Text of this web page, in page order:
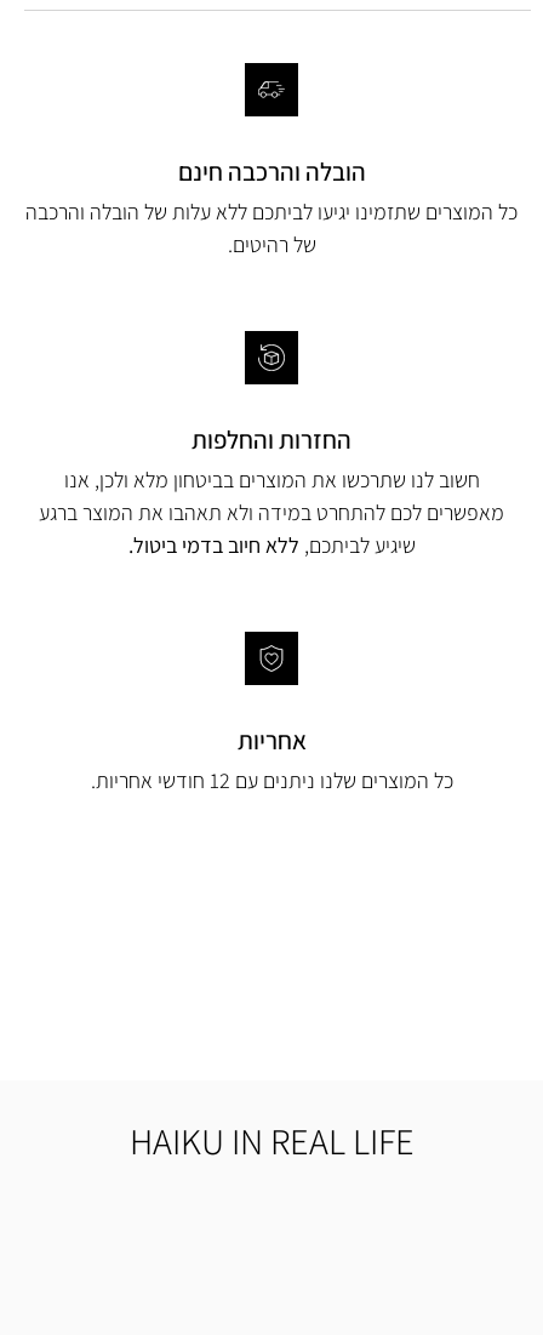
הובלה והרכבה חינם
כל המוצרים שתזמינו יגיעו לביתכם ללא עלות של הובלה והרכבה
של רהיטים.
החזרות והחלפות
חשוב לנו שתרכשו את המוצרים בביטחון מלא ולכן, אנו
מאפשרים לכם להתחרט במידה ולא תאהבו את המוצר ברגע
שיגיע לביתכם, ללא חיוב בדמי ביטול.
אחריות
כל המוצרים שלנו ניתנים עם 12 חודשי אחריות.
HAIKU IN REAL LIFE